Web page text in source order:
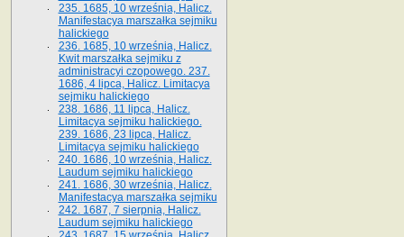
235. 1685, 10 września, Halicz.
Manifestacya marszałka sejmiku
halickiego
236. 1685, 10 września, Halicz.
Kwit marszałka sejmiku z
administracyi czopowego. 237.
1686, 4 lipca, Halicz. Limitacya
sejmiku halickiego
238. 1686, 11 lipca, Halicz.
Limitacya sejmiku halickiego.
239. 1686, 23 lipca, Halicz.
Limitacya sejmiku halickiego
240. 1686, 10 września, Halicz.
Laudum sejmiku halickiego
241. 1686, 30 września, Halicz.
Manifestacya marszałka sejmiku
242. 1687, 7 sierpnia, Halicz.
Laudum sejmiku halickiego